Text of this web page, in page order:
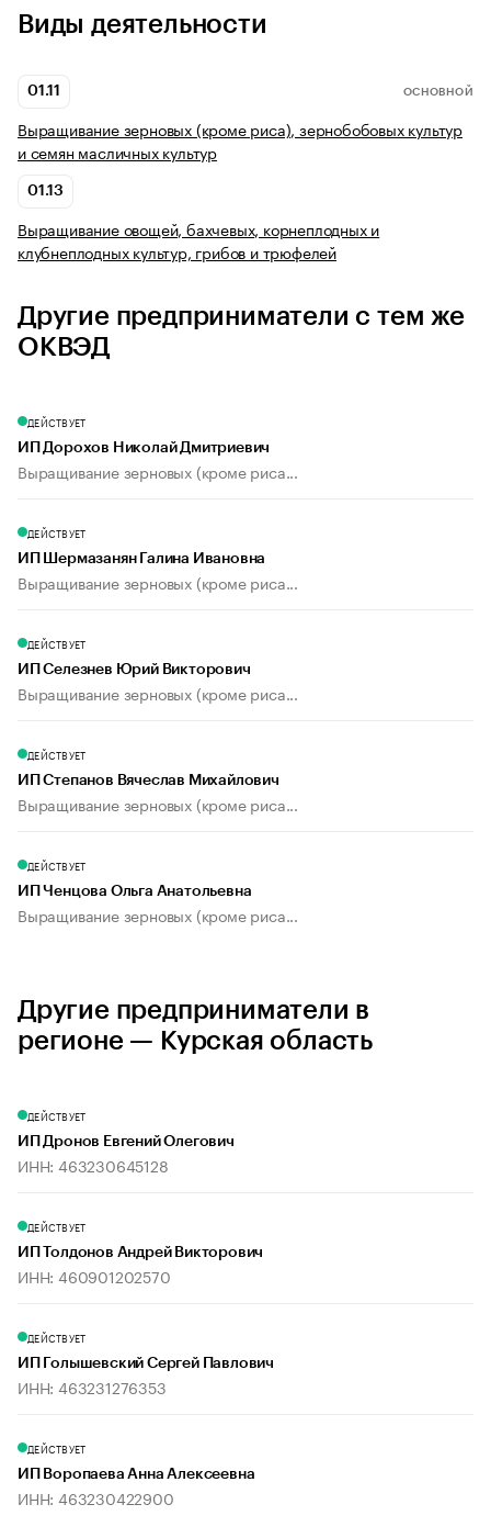
Виды деятельности
01.11 ОСНОВНОЙ
Выращивание зерновых (кроме риса), зернобобовых культур
и семян масличных культур
01.13
Выращивание овощей, бахчевых, корнеплодных и
клубнеплодных культур, грибов и трюфелей
Другие предприниматели с тем же
ОКВЭД
ДЕЙСТВУЕТ
ИП Дорохов Николай Дмитриевич
Выращивание зерновых (кроме риса...
ДЕЙСТВУЕТ
ИП Шермазанян Галина Ивановна
Выращивание зерновых (кроме риса...
ДЕЙСТВУЕТ
ИП Селезнев Юрий Викторович
Выращивание зерновых (кроме риса...
ДЕЙСТВУЕТ
ИП Степанов Вячеслав Михайлович
Выращивание зерновых (кроме риса...
ДЕЙСТВУЕТ
ИП Ченцова Ольга Анатольевна
Выращивание зерновых (кроме риса...
Другие предприниматели в
регионе — Курская область
ДЕЙСТВУЕТ
ИП Дронов Евгений Олегович
ИНН: 463230645128
ДЕЙСТВУЕТ
ИП Толдонов Андрей Викторович
ИНН: 460901202570
ДЕЙСТВУЕТ
ИП Голышевский Сергей Павлович
ИНН: 463231276353
ДЕЙСТВУЕТ
ИП Воропаева Анна Алексеевна
ИНН: 463230422900